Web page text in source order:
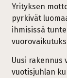
Yrityksen
pyrkivät
ihmisissä
Uusi rakennus
vuotisjuhlan